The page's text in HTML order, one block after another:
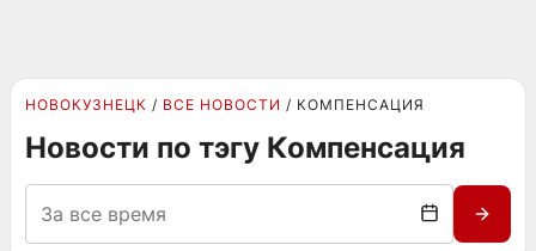
НОВОКУЗНЕЦК ВСЕ НОВОСТИ КОМПЕНСАЦИЯ
Новости по тэгу Компенсация